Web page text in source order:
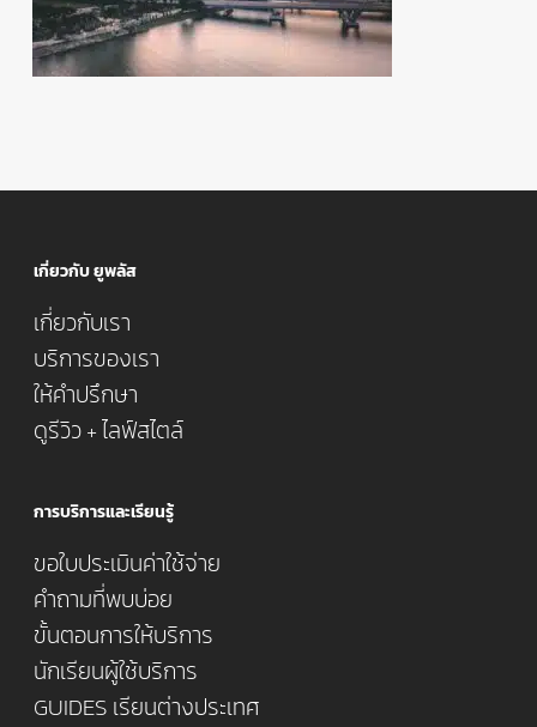
เกี่ยวกับ ยูพลัส
เกี่ยวกับเรา
บริการของเรา
ให้คำปรึกษา
ดูรีวิว + ไลฟ์สไตล์
การบริการและเรียนรู้
ขอใบประเมินค่าใช้จ่าย
คำถามที่พบบ่อย
ขั้นตอนการให้บริการ
นักเรียนผู้ใช้บริการ
GUIDES เรียนต่างประเทศ